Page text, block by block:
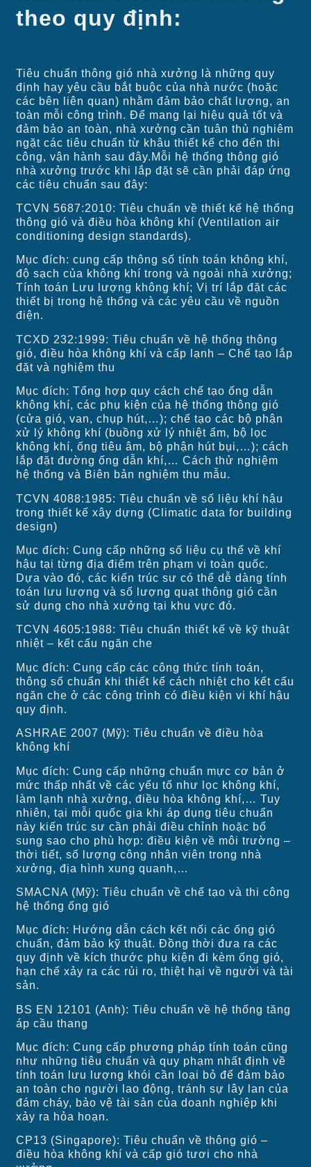
theo quy định:
Tiêu chuẩn thông gió nhà xưởng là những quy
định hay yêu cầu bắt buộc của nhà nước (hoặc
các bên liên quan) nhằm đảm bảo chất lượng, an
toàn mỗi công trình. Để mang lại hiệu quả tốt và
đảm bảo an toàn, nhà xưởng cần tuân thủ nghiêm
ngặt các tiêu chuẩn từ khâu thiết kế cho đến thi
công, vận hành sau đây.Mỗi hệ thống thông gió
nhà xưởng trước khi lắp đặt sẽ cần phải đáp ứng
các tiêu chuẩn sau đây:
TCVN 5687:2010: Tiêu chuẩn về thiết kế hệ thống
thông gió và điều hòa không khí (Ventilation air
conditioning design standards).
Mục đích: cung cấp thông số tính toán không khí,
độ sạch của không khí trong và ngoài nhà xưởng;
Tính toán Lưu lượng không khí; Vị trí lắp đặt các
thiết bị trong hệ thống và các yêu cầu về nguồn
điện.
TCXD 232:1999: Tiêu chuẩn về hệ thống thông
gió, điều hòa không khí và cấp lạnh – Chế tạo lắp
đặt và nghiệm thu
Mục đích: Tổng hợp quy cách chế tạo ống dẫn
không khí, các phụ kiện của hệ thống thông gió
(cửa gió, van, chụp hút,…); chế tạo các bộ phận
xử lý không khí (buồng xử lý nhiệt ẩm, bộ lọc
không khí, ống tiêu âm, bộ phận hút bụi,…); cách
lắp đặt đường ống dẫn khí,… Cách thử nghiệm
hệ thống và Biên bản nghiệm thu mẫu.
TCVN 4088:1985: Tiêu chuẩn về số liệu khí hậu
trong thiết kế xây dựng (Climatic data for building
design)
Mục đích: Cung cấp những số liệu cụ thể về khí
hậu tại từng địa điểm trên phạm vi toàn quốc.
Dựa vào đó, các kiến trúc sư có thể dễ dàng tính
toán lưu lượng và số lượng quạt thông gió cần
sử dụng cho nhà xưởng tại khu vực đó.
TCVN 4605:1988: Tiêu chuẩn thiết kế về kỹ thuật
nhiệt – kết cấu ngăn che
Mục đích: Cung cấp các công thức tính toán,
thông số chuẩn khi thiết kế cách nhiệt cho kết cấu
ngăn che ở các công trình có điều kiện vi khí hậu
quy định.
ASHRAE 2007 (Mỹ): Tiêu chuẩn về điều hòa
không khí
Mục đích: Cung cấp những chuẩn mực cơ bản ở
mức thấp nhất về các yếu tố như lọc không khí,
làm lạnh nhà xưởng, điều hòa không khí,… Tuy
nhiên, tại mỗi quốc gia khi áp dụng tiêu chuẩn
này kiến trúc sư cần phải điều chỉnh hoặc bổ
sung sao cho phù hợp: điều kiện về môi trường –
thời tiết, số lượng công nhân viên trong nhà
xưởng, địa hình xung quanh,…
SMACNA (Mỹ): Tiêu chuẩn về chế tạo và thi công
hệ thống ống gió
Mục đích: Hướng dẫn cách kết nối các ống gió
chuẩn, đảm bảo kỹ thuật. Đồng thời đưa ra các
quy định về kích thước phụ kiện đi kèm ống gió,
hạn chế xảy ra các rủi ro, thiệt hại về người và tài
sản.
BS EN 12101 (Anh): Tiêu chuẩn về hệ thống tăng
áp cầu thang
Mục đích: Cung cấp phương pháp tính toán cũng
như những tiêu chuẩn và quy phạm nhất định về
tính toán lưu lượng khói cần loại bỏ để đảm bảo
an toàn cho người lao động, tránh sự lây lan của
đám cháy, bảo vệ tài sản của doanh nghiệp khi
xảy ra hỏa hoạn.
CP13 (Singapore): Tiêu chuẩn về thông gió –
điều hòa không khí và cấp gió tươi cho nhà